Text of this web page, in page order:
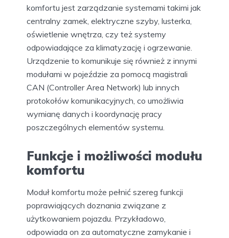
komfortu jest zarządzanie systemami takimi jak
centralny zamek, elektryczne szyby, lusterka,
oświetlenie wnętrza, czy też systemy
odpowiadające za klimatyzację i ogrzewanie.
Urządzenie to komunikuje się również z innymi
modułami w pojeździe za pomocą magistrali
CAN (Controller Area Network) lub innych
protokołów komunikacyjnych, co umożliwia
wymianę danych i koordynację pracy
poszczególnych elementów systemu.
Funkcje i możliwości modułu
komfortu
Moduł komfortu może pełnić szereg funkcji
poprawiających doznania związane z
użytkowaniem pojazdu. Przykładowo,
odpowiada on za automatyczne zamykanie i